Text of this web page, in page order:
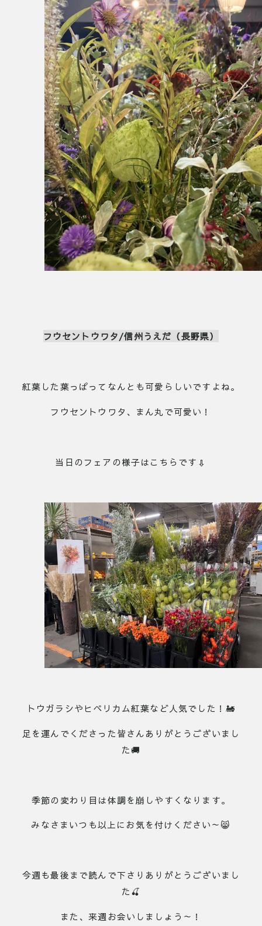
フウセントウワタ/信州うえだ（長野県）
紅葉した葉っぱってなんとも可愛らしいですよね。
フウセントウワタ、まん丸で可愛い！
当日のフェアの様子はこちらです⇩
トウガラシやヒペリカム紅葉など人気でした！🚂
足を運んでくださった皆さんありがとうございまし
た🚚
季節の変わり目は体調を崩しやすくなります。
みなさまいつも以上にお気を付けください～😸
今週も最後まで読んで下さりありがとうございまし
た🍒
また、来週お会いしましょう～！